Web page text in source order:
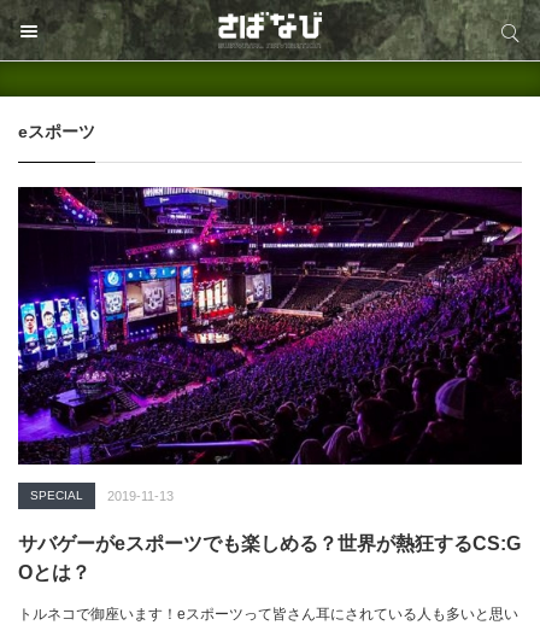
サイト内検索
eスポーツ
SPECIAL 2019-11-13
サバゲーがeスポーツでも楽しめる？世界が熱狂するCS:G
Oとは？
トルネコで御座います！eスポーツって皆さん耳にされている人も多いと思い
サイト内検索